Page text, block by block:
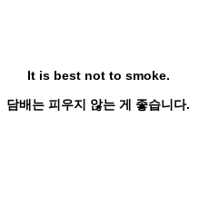
It is best not to smoke.
담배는 피우지 않는 게 좋습니다.